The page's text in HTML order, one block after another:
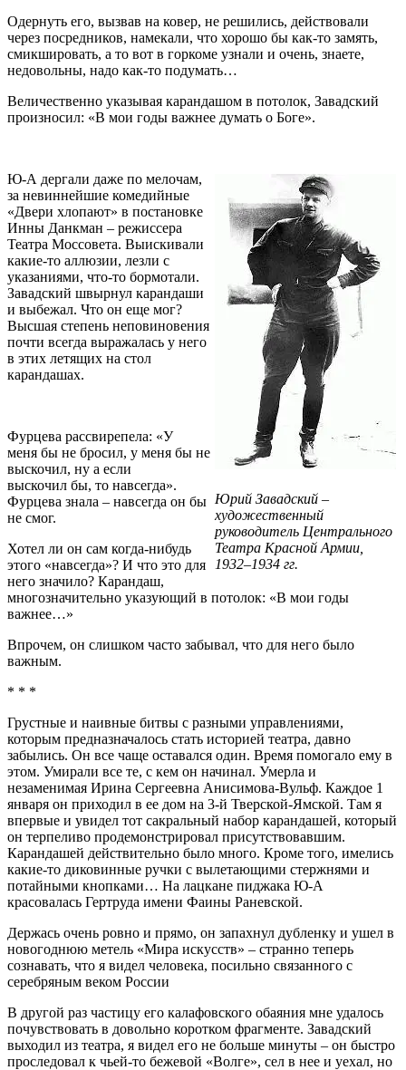
Одернуть его, вызвав на ковер, не решились, действовали
через посредников, намекали, что хорошо бы как-то замять,
смикшировать, а то вот в горкоме узнали и очень, знаете,
недовольны, надо как-то подумать…
Величественно указывая карандашом в потолок, Завадский
произносил: «В мои годы важнее думать о Боге».
Юрий Завадский –
художественный
руководитель Центрального
Театра Красной Армии,
1932–1934 гг.
Ю-А дергали даже по мелочам,
за невиннейшие комедийные
«Двери хлопают» в постановке
Инны Данкман – режиссера
Театра Моссовета. Выискивали
какие-то аллюзии, лезли с
указаниями, что-то бормотали.
Завадский швырнул карандаши
и выбежал. Что он еще мог?
Высшая степень неповиновения
почти всегда выражалась у него
в этих летящих на стол
карандашах.
Фурцева рассвирепела: «У
меня бы не бросил, у меня бы не
выскочил, ну а если
выскочил бы, то навсегда».
Фурцева знала – навсегда он бы
не смог.
Хотел ли он сам когда-нибудь
этого «навсегда»? И что это для
него значило? Карандаш,
многозначительно указующий в потолок: «В мои годы
важнее…»
Впрочем, он слишком часто забывал, что для него было
важным.
* * *
Грустные и наивные битвы с разными управлениями,
которым предназначалось стать историей театра, давно
забылись. Он все чаще оставался один. Время помогало ему в
этом. Умирали все те, с кем он начинал. Умерла и
незаменимая Ирина Сергеевна Анисимова-Вульф. Каждое 1
января он приходил в ее дом на 3-й Тверской-Ямской. Там я
впервые и увидел тот сакральный набор карандашей, который
он терпеливо продемонстрировал присутствовавшим.
Карандашей действительно было много. Кроме того, имелись
какие-то диковинные ручки с вылетающими стержнями и
потайными кнопками… На лацкане пиджака Ю-А
красовалась Гертруда имени Фаины Раневской.
Держась очень ровно и прямо, он запахнул дубленку и ушел в
новогоднюю метель «Мира искусств» – странно теперь
сознавать, что я видел человека, посильно связанного с
серебряным веком России
В другой раз частицу его калафовского обаяния мне удалось
почувствовать в довольно коротком фрагменте. Завадский
выходил из театра, я видел его не больше минуты – он быстро
проследовал к чьей-то бежевой «Волге», сел в нее и уехал, но